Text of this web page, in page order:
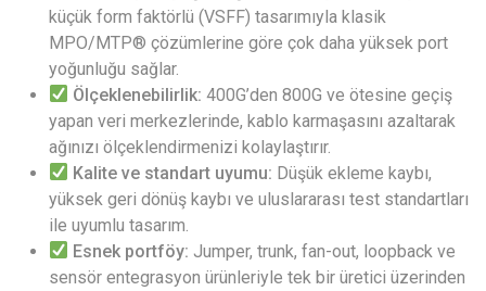
küçük form faktörlü (VSFF) tasarımıyla klasik
MPO/MTP® çözümlerine göre çok daha yüksek port
yoğunluğu sağlar.
Ölçeklenebilirlik: 400G’den 800G ve ötesine geçiş
yapan veri merkezlerinde, kablo karmaşasını azaltarak
ağınızı ölçeklendirmenizi kolaylaştırır.
Kalite ve standart uyumu: Düşük ekleme kaybı,
yüksek geri dönüş kaybı ve uluslararası test standartları
ile uyumlu tasarım.
Esnek portföy: Jumper, trunk, fan-out, loopback ve
sensör entegrasyon ürünleriyle tek bir üretici üzerinden